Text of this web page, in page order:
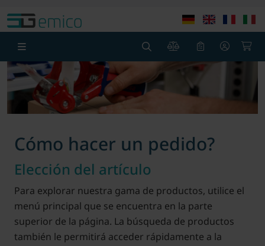
Cómo hacer un pedido?
Elección del artículo
Para explorar nuestra gama de productos, utilice el
menú principal que se encuentra en la parte
superior de la página. La búsqueda de productos
también le permitirá acceder rápidamente a la